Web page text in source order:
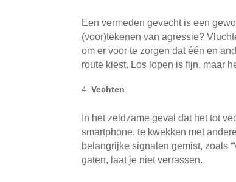
Een vermeden gevecht is een
(voor)tekenen van agressie?
om er voor te zorgen dat één en
route kiest. Los lopen is fijn, maar
Vechten
In het zeldzame geval dat het tot
smartphone, te kwekken met
belangrijke signalen gemist, zoals
gaten, laat je niet verrassen.